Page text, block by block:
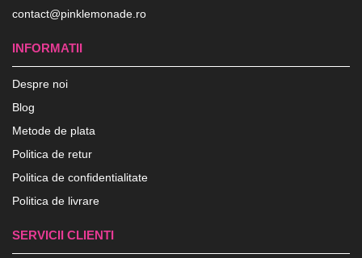
contact@pinklemonade.ro
INFORMATII
Despre noi
Blog
Metode de plata
Politica de retur
Politica de confidentialitate
Politica de livrare
SERVICII CLIENTI